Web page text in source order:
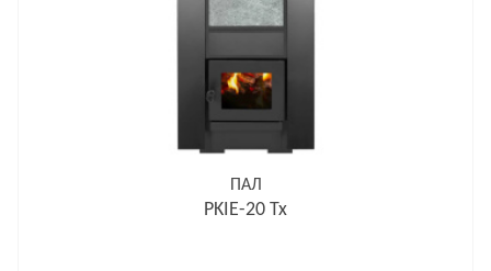
ПАЛ
PKIE-20 Tx